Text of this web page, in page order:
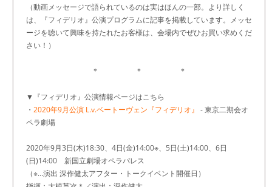
（動画メッセージで語られているのは実はほんの一部。より詳しく
は、『フィデリオ』公演プログラムに記事を掲載しています。メッセ
ージを聴いて興味を持たれたお客様は、会場内でぜひお買い求めくだ
さい！）
＊ ＊ ＊
▼『フィデリオ』公演情報ページはこちら
・ 2020年9月公演 L.v.ベートーヴェン『フィデリオ』 - 東京二期会オ
ペラ劇場
2020年9月3日(木)18:30、4日(金)14:00※、5日(土)14:00、6日
(日)14:00 新国立劇場オペラパレス
（※…演出 深作健太アフター・トークイベント開催日）